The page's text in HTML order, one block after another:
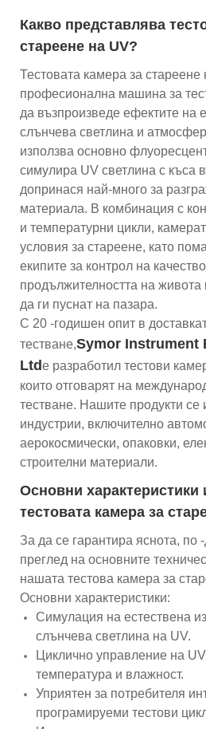
Какво представлява
стареене на UV?
Тестовата камера за стареене
професионална машина за
да възпроизведе ефектите на
слънчева светлина и
използва основно
симулира UV светлина с къса
допринася най-много за
материала. В комбинация с
и температурни цикли,
условия за стареене, като
екипите за контрол на
продължителността на живота
да ги пуснат на пазара.
С 20 -годишен опит в
тестване,Symor Instrument
Ltdе разработил тестови
които отговарят на
тестване. Нашите продукти се
индустрии, включително
аерокосмически, опаковки,
строителни материали.
Основни характеристики
тестовата камера за
За да се гарантира яснота, по
преглед на основните
нашата тестова камера за
Основни характеристики:
Симулация на естествена
слънчева светлина на UV.
Циклично управление на
температура и влажност.
Уприятен за потребителя
програмируеми тестови